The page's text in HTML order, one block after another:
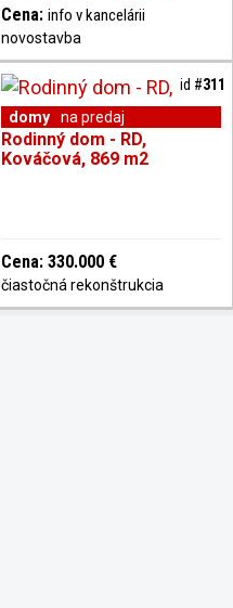
39 m2
Cena: info v kancelárii
novostavba
domy
na predaj
Rodinný dom - RD,
Kováčová, 869 m2
Cena: 330.000 €
čiastočná rekonštrukcia
id #311